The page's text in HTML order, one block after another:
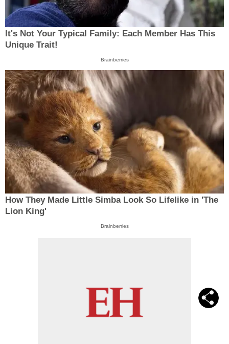
It's Not Your Typical Family: Each Member Has This
Unique Trait!
Brainberries
How They Made Little Simba Look So Lifelike in 'The
Lion King'
Brainberries